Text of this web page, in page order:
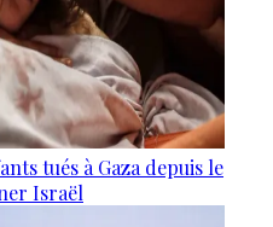
tués à Gaza depuis le
Israël